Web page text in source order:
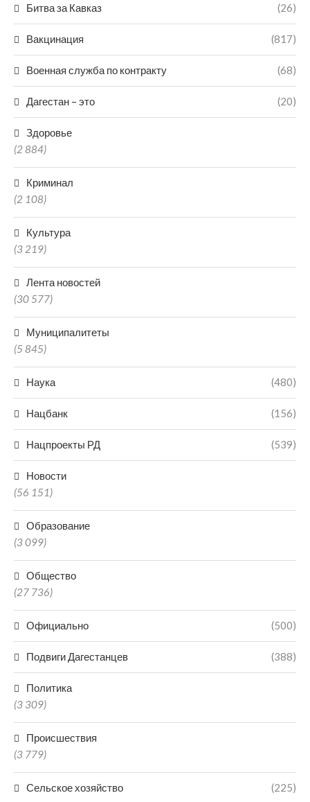
Битва за Кавказ (26)
Вакцинация (817)
Военная служба по контракту (68)
Дагестан – это (20)
Здоровье
(2 884)
Криминал
(2 108)
Культура
(3 219)
Лента новостей
(30 577)
Муниципалитеты
(5 845)
Наука (480)
Нацбанк (156)
Нацпроекты РД (539)
Новости
(56 151)
Образование
(3 099)
Общество
(27 736)
Официально (500)
Подвиги Дагестанцев (388)
Политика
(3 309)
Происшествия
(3 779)
Сельское хозяйство (225)